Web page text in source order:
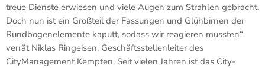
treue Dienste erwiesen und viele Augen zum Strahlen gebracht.
Doch nun ist ein Großteil der Fassungen und Glühbirnen der
Rundbogenelemente kaputt, sodass wir reagieren mussten“
verrät Niklas Ringeisen, Geschäftsstellenleiter des
CityManagement Kempten. Seit vielen Jahren ist das City-